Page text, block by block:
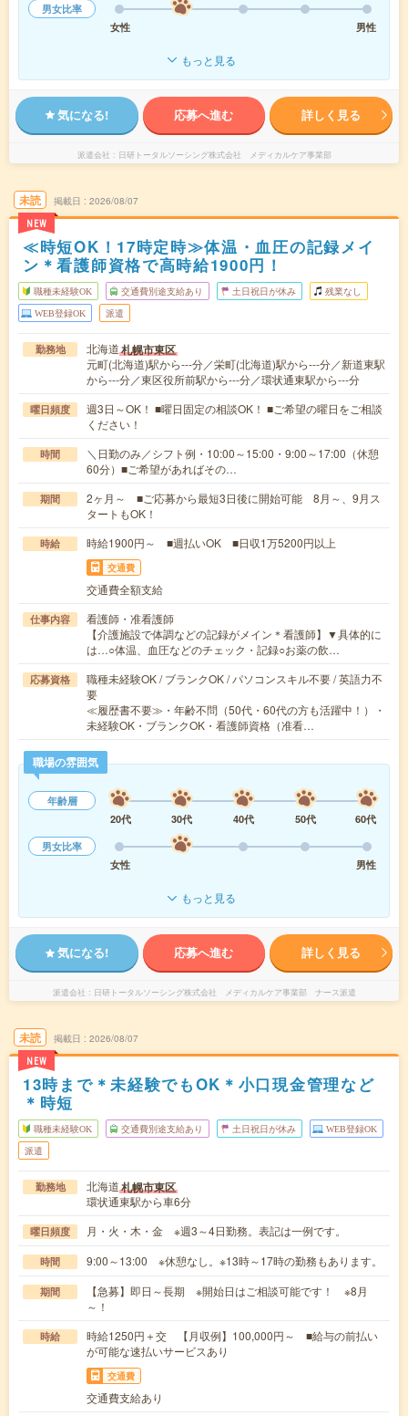
男女比率
女性
男性
もっと見る
気になる! 応募へ進む 詳しく見る
派遣会社 日研トータルソーシング株式会社 メディカルケア事業部
未読
NEW
掲載日 2026/08/07
≪時短OK！17時定時≫体温・血圧の記録メイ
ン＊看護師資格で高時給1900円！
職種未経験OK 交通費別途支給あり 土日祝日が休み 残業なし
WEB登録OK 派遣
勤務地 北海道札幌市東区
元町(北海道)駅から---分／栄町(北海道)駅から---分／新道東駅
から---分／東区役所前駅から---分／環状通東駅から---分
曜日頻度
週3日～OK！ ■曜日固定の相談OK！ ■ご希望の曜日をご相談
ください！
時間
＼日勤のみ／シフト例・10:00～15:00・9:00～17:00（休憩
60分）■ご希望があればその…
期間
2ヶ月～ ■ご応募から最短3日後に開始可能 8月～、9月ス
タートもOK！
時給 時給1900円～ ■週払いOK ■日収1万5200円以上
交通費
交通費全額支給
仕事内容
看護師・准看護師
【介護施設で体調などの記録がメイン＊看護師】▼具体的に
は…○体温、血圧などのチェック・記録○お薬の飲…
応募資格
職種未経験OK / ブランクOK / パソコンスキル不要 / 英語力不
要
≪履歴書不要≫・年齢不問（50代・60代の方も活躍中！）・
未経験OK・ブランクOK・看護師資格（准看…
職場の雰囲気
年齢層
20代
30代 40代 50代
60代
男女比率
女性
男性
もっと見る
気になる! 応募へ進む 詳しく見る
派遣会社 日研トータルソーシング株式会社 メディカルケア事業部 ナース派遣
未読
NEW
掲載日 2026/08/07
13時まで＊未経験でもOK＊小口現金管理など
＊時短
職種未経験OK 交通費別途支給あり 土日祝日が休み WEB登録OK
派遣
勤務地 北海道札幌市東区
環状通東駅から車6分
曜日頻度 月・火・木・金 ※週3～4日勤務。表記は一例です。
時間 9:00～13:00 ※休憩なし。※13時～17時の勤務もあります。
期間
【急募】即日～長期 ※開始日はご相談可能です！ ※8月
～！
時給
時給1250円＋交 【月収例】100,000円～ ■給与の前払い
が可能な速払いサービスあり
交通費
交通費支給あり